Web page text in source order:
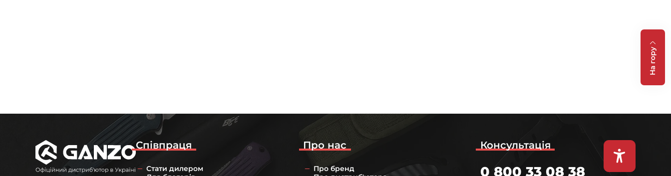
На гору
Про нас
Про бренд
Співпраця
Стати дилером
Консультація
0 800 33 08 38